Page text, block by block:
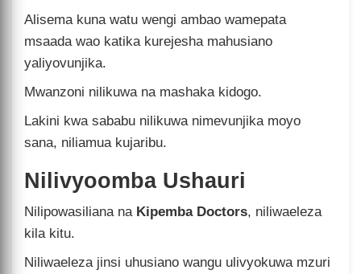
Alisema kuna watu wengi ambao wamepata
msaada wao katika kurejesha mahusiano
yaliyovunjika.
Mwanzoni nilikuwa na mashaka kidogo.
Lakini kwa sababu nilikuwa nimevunjika moyo
sana, niliamua kujaribu.
Nilivyoomba Ushauri
Nilipowasiliana na Kipemba Doctors, niliwaeleza
kila kitu.
Niliwaeleza jinsi uhusiano wangu ulivyokuwa mzuri